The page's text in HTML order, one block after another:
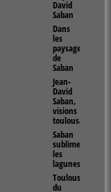
David
Saban
Dans
les
paysages
de
Saban
Jean-
David
Saban,
visions
toulousaines
Saban
sublime
les
lagunes
Toulouse,
du